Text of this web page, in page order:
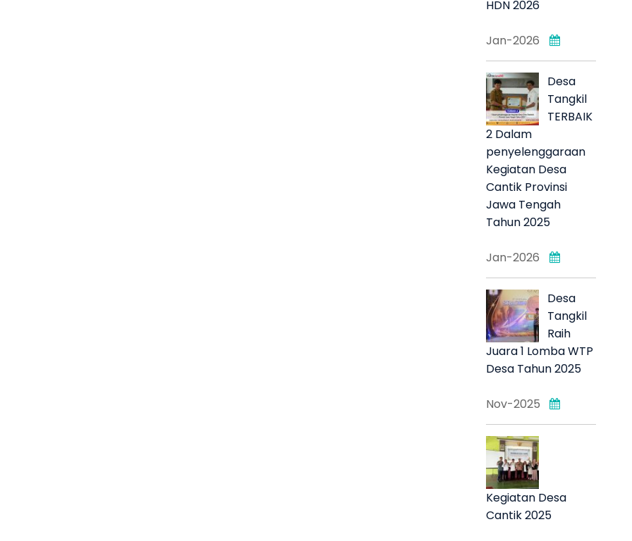
HDN 2026
Jan-2026
Desa
Tangkil
TERBAIK
2 Dalam
penyelenggaraan
Kegiatan Desa
Cantik Provinsi
Jawa Tengah
Tahun 2025
Jan-2026
Desa
Tangkil
Raih
Juara 1 Lomba WTP
Desa Tahun 2025
Nov-2025
Kegiatan Desa
Cantik 2025